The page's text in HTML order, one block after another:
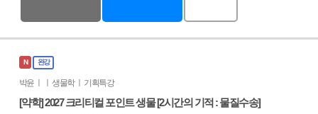
N 완강
박윤 ㅣ ㅣ 생물학 ㅣ 기획특강
[약학] 2027 크리티컬 포인트 생물 [2시간의 기적 : 물질수송]